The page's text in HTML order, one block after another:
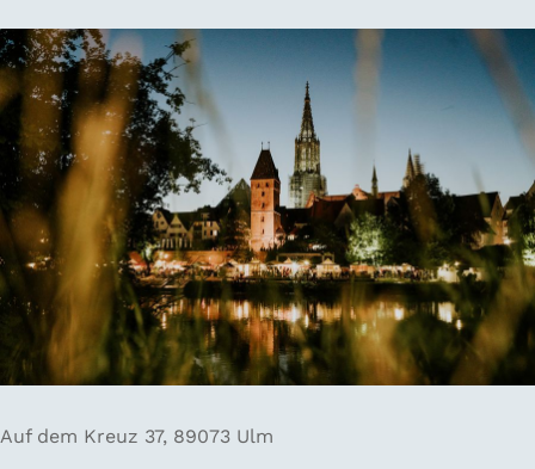
Auf dem Kreuz 37, 89073 Ulm